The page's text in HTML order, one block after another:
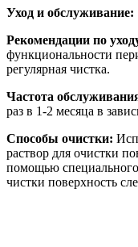
Уход и обслуживание:
Рекомендации по
функциональности
регулярная чистка.
Частота
раз в 1-2 месяца в
Способы очистки:
раствор для очистки
помощью специального
чистки поверхность